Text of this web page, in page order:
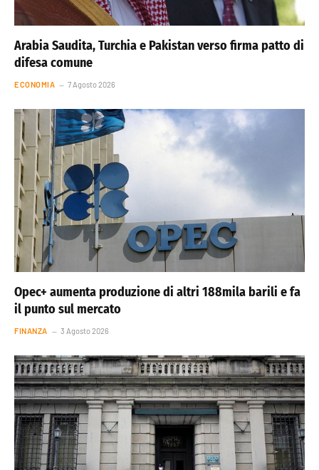
Arabia Saudita, Turchia e Pakistan verso firma patto di
difesa comune
ECONOMIA 7 Agosto 2026
Opec+ aumenta produzione di altri 188mila barili e fa
il punto sul mercato
FINANZA 3 Agosto 2026